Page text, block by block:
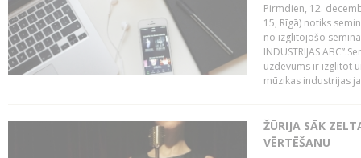
Pirmdien, 12.
15, Rīgā) notiks
no izglītojošo
INDUSTRIJAS
uzdevums ir izglītot
mūzikas industrijas
ŽŪRIJA SĀK
VĒRTĒŠANU